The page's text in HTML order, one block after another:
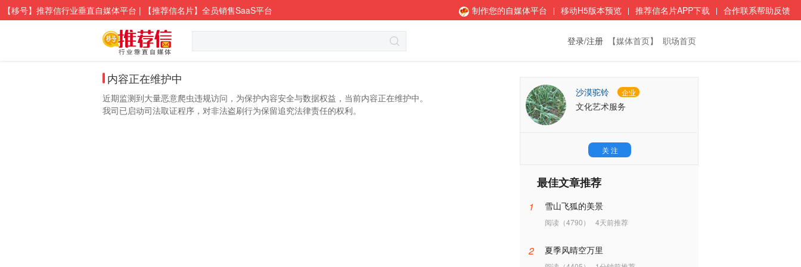
【移号】推荐信行业垂直自媒体平台 | 【推荐信名片】全员销售SaaS平台 制作您的自媒体平台 移动H5版本预览 推荐信名片APP下载 合作联系帮助反馈
登录/注册 【媒体首页】 职场首页
内容正在维护中
近期监测到大量恶意爬虫违规访问，为保护内容安全与数据权益，当前内容正在维护中。
我司已启动司法取证程序，对非法盗刷行为保留追究法律责任的权利。
沙漠驼铃 企业
文化艺术服务
关 注
最佳文章推荐
1 雪山飞狐的美景
阅读（4790） 4天前推荐
2 夏季风晴空万里